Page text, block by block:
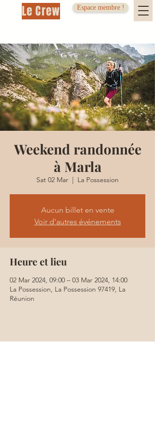
Le Crew Espace membre !
Weekend randonnée
à Marla
Sat 02 Mar
  |
La Possession
Aucun billet en vente
Voir d'autres événements
Heure et lieu
02 Mar 2024, 09:00 – 03 Mar 2024, 14:00
La Possession, La Possession 97419, La
Réunion